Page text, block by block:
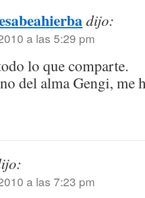
dijo:
a las 5:29 pm
lo que comparte.
del alma Gengi, me
a las 7:23 pm